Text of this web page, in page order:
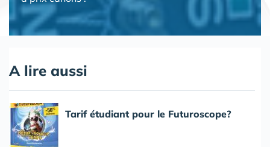
A lire aussi
Tarif étudiant pour le Futuroscope?